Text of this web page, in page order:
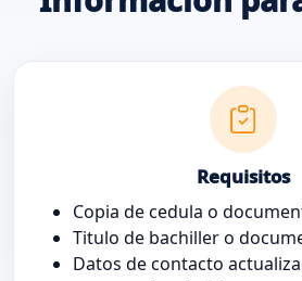
Requisitos
Copia de cedula o
Titulo de bachiller o
Datos de contacto